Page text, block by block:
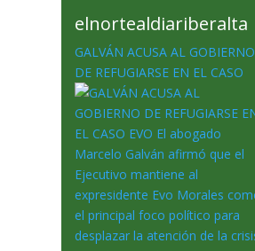
elnortealdiariberalta
GALVÁN ACUSA AL GOBIERNO
DE REFUGIARSE EN EL CASO